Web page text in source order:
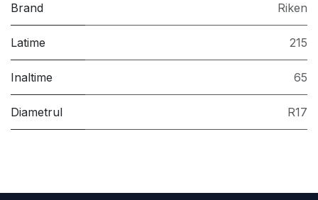
Brand Riken
Latime 215
Inaltime 65
Diametrul R17